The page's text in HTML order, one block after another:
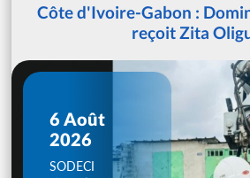
Côte d'Ivoire-Gabon :
reçoit Zita
6 Août
2026
SODECI